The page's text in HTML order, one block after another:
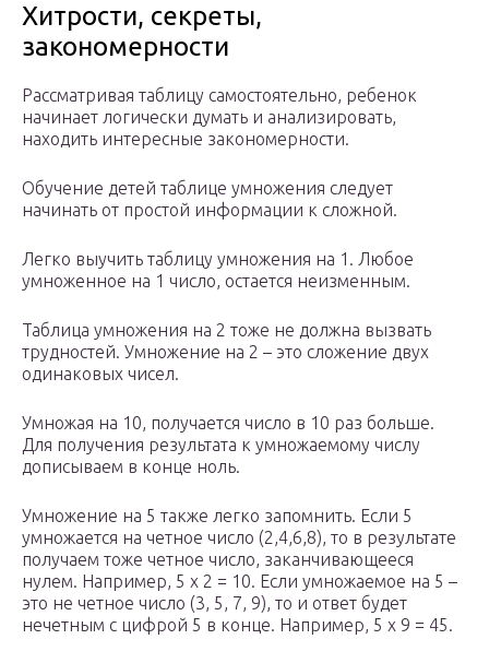
Хитрости, секреты,
закономерности
Рассматривая таблицу самостоятельно, ребенок
начинает логически думать и анализировать,
находить интересные закономерности.
Обучение детей таблице умножения следует
начинать от простой информации к сложной.
Легко выучить таблицу умножения на 1. Любое
умноженное на 1 число, остается неизменным.
Таблица умножения на 2 тоже не должна вызвать
трудностей. Умножение на 2 – это сложение двух
одинаковых чисел.
Умножая на 10, получается число в 10 раз больше.
Для получения результата к умножаемому числу
дописываем в конце ноль.
Умножение на 5 также легко запомнить. Если 5
умножается на четное число (2,4,6,8), то в результате
получаем тоже четное число, заканчивающееся
нулем. Например, 5 х 2 = 10. Если умножаемое на 5 –
это не четное число (3, 5, 7, 9), то и ответ будет
нечетным с цифрой 5 в конце. Например, 5 х 9 = 45.